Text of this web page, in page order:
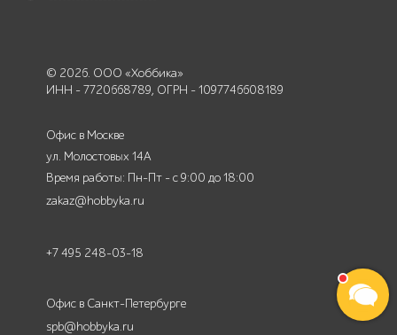
© 2026. ООО «Хоббика»
ИНН - 7720668789, ОГРН - 1097746608189
Офис в Москве
ул. Молостовых 14А
Время работы: Пн-Пт - с 9:00 до 18:00
zakaz@hobbyka.ru
+7 495 248-03-18
Офис в Санкт-Петербурге
spb@hobbyka.ru